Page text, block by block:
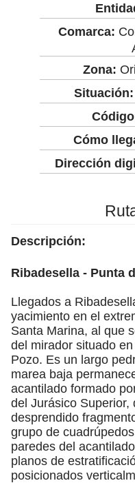
Comarca:
Zona:
Situación:
Cómo
Dirección
Descripción:
Ribadesella - Punta
Llegados a
yacimiento en el
Santa Marina, al que
del mirador situado
Pozo. Es un largo
marea baja
acantilado formado
del Jurásico Superior,
desprendido
grupo de
paredes del
planos de
posicionados